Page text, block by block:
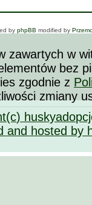
byphpBB modified by
zawartych w
bez
zgodnie z
zmiany
and hosted by